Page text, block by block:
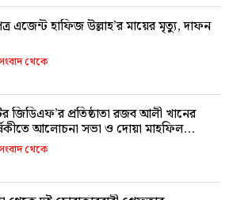
এজেন্ট হাফিজ উল্লাহ’র মায়ের মৃত্যু, দাফন
থেকে
জিডিএফ’র প্রতিষ্ঠাতা রজব আলী খানের
আলোচনা সভা ও দোয়া মাহফিল
থেকে